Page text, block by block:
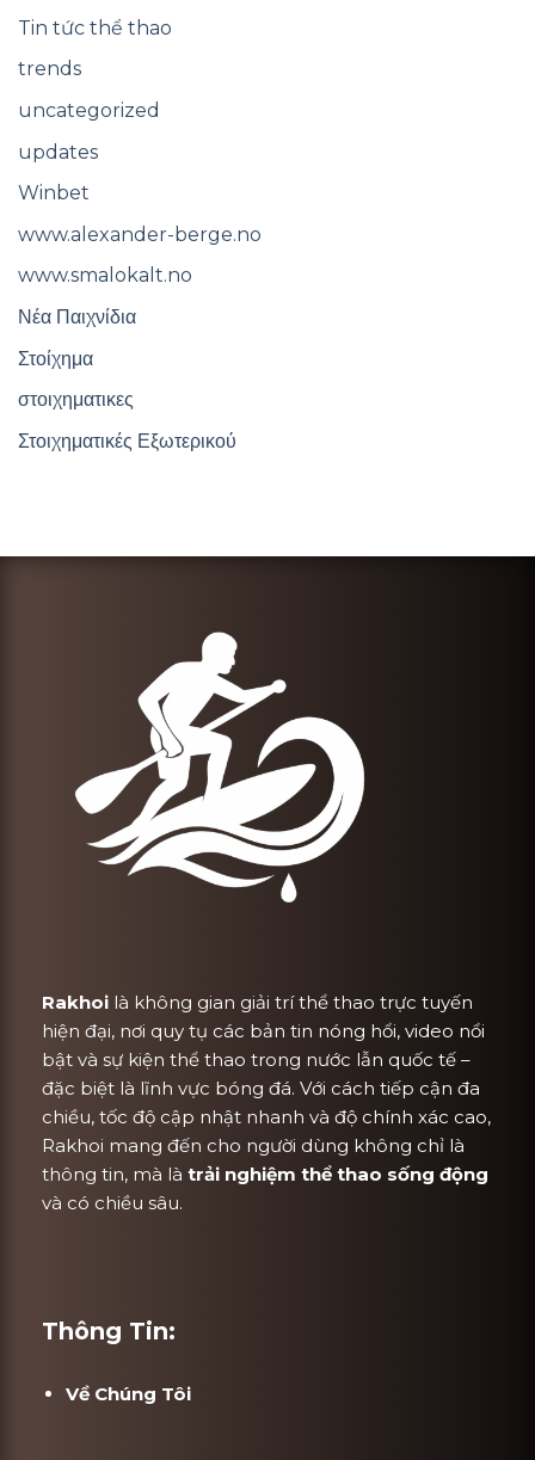
Tin tức thể thao
trends
uncategorized
updates
Winbet
www.alexander-berge.no
www.smalokalt.no
Νέα Παιχνίδια
Στοίχημα
στοιχηματικες
Στοιχηματικές Εξωτερικού
Rakhoi là không gian giải trí thể thao trực tuyến
hiện đại, nơi quy tụ các bản tin nóng hổi, video nổi
bật và sự kiện thể thao trong nước lẫn quốc tế –
đặc biệt là lĩnh vực bóng đá. Với cách tiếp cận đa
chiều, tốc độ cập nhật nhanh và độ chính xác cao,
Rakhoi mang đến cho người dùng không chỉ là
thông tin, mà là trải nghiệm thể thao sống động
và có chiều sâu.
Thông Tin:
Về Chúng Tôi